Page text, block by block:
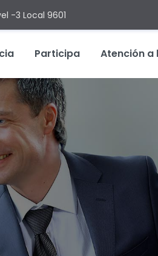
-3 Local 9601
Participa Atención a